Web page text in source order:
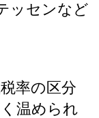
ッセンなど
率の区分
温められ